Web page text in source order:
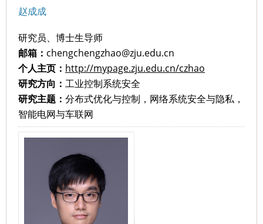
赵成成
研究员、博士生导师
邮箱： chengchengzhao@zju.edu.cn
个人主页： http://mypage.zju.edu.cn/czhao
研究方向： 工业控制系统安全
研究主题： 分布式优化与控制，网络系统安全与隐私，
智能电网与车联网